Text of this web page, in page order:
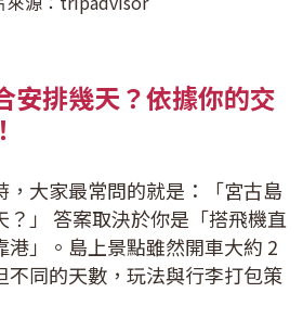
安排幾天？依據你的交
，大家最常問的就是：「宮古島
？」 答案取決於你是「搭飛機直
」。島上景點雖然開車大約 2
不同的天數，玩法與行李打包策